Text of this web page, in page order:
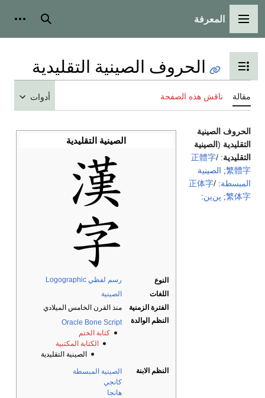
القائمة الرئيسية
المعرفة بحث
تبديل عرض جدول المحتويات
الحروف الصينية التقليدية
مقالة ناقش هذه الصفحة أدوات
الصينية التقليدية
النوع
رسم لفظي Logographic
اللغات
الصينية
الفترة الزمنية
منذ القرن الخامس الميلادي
النظم الوالدة
Oracle Bone Script
كتابة الختم
الكتابة المكتبية
الصينية التقليدية
النظم الابنة
الصينية المبسطة
كانجي
هانجا
الحروف الصينية
التقليدية ( الصينية
التقليدية:
正體字/
繁體字
; الصينية
المبسطة:
正体字/
繁体字
; پن‌ين: